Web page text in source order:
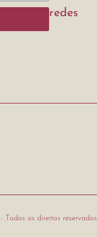
redes
- Todos os direitos reservados